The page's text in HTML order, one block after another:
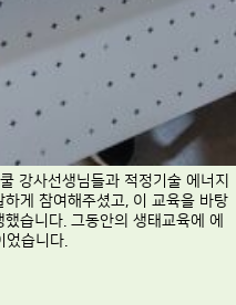
강사선생님들과 적정기술 에너지
게 참여해주셨고, 이 교육을 바탕
습니다. 그동안의 생태교육에 에
습니다.